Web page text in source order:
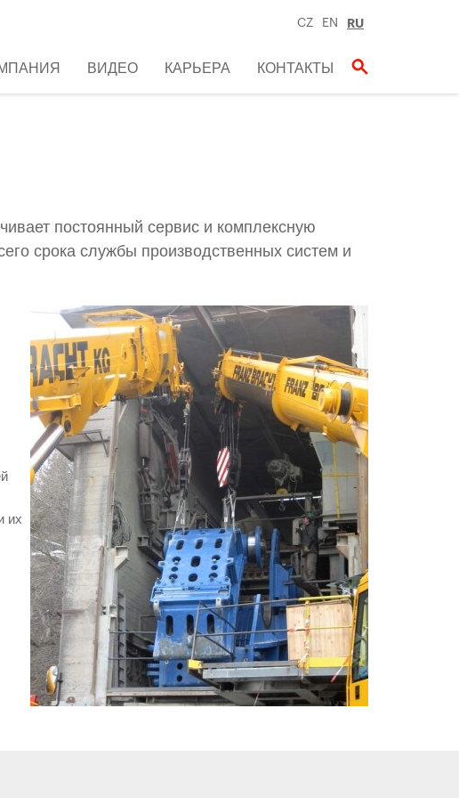
CZ EN RU
ВИДЕО КАРЬЕРА КОНТАКТЫ
постоянный сервис и комплексную
срока службы производственных систем и
их